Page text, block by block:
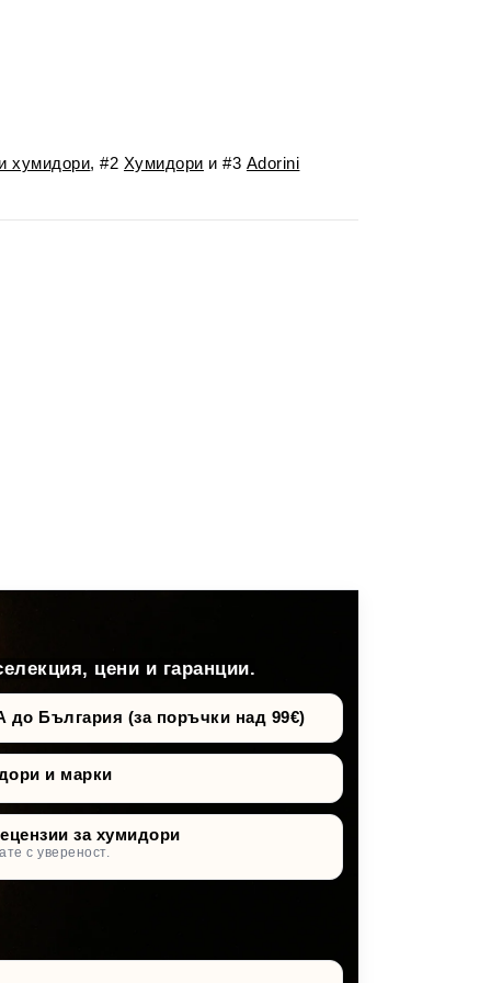
хумидори, #2 Хумидори и #3 Adorini
цени и гаранции.
България (за поръчки над 99€)
и марки
за хумидори
с увереност.